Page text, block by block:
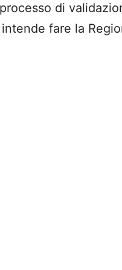
di
fare la